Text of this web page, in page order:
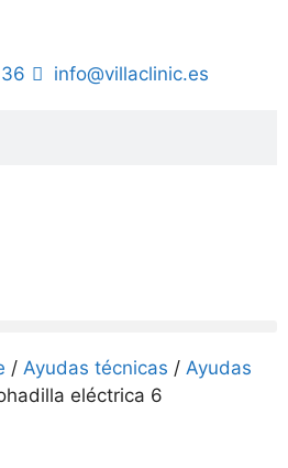
info@villaclinic.es
/ Ayudas técnicas / Ayudas
eléctrica 6